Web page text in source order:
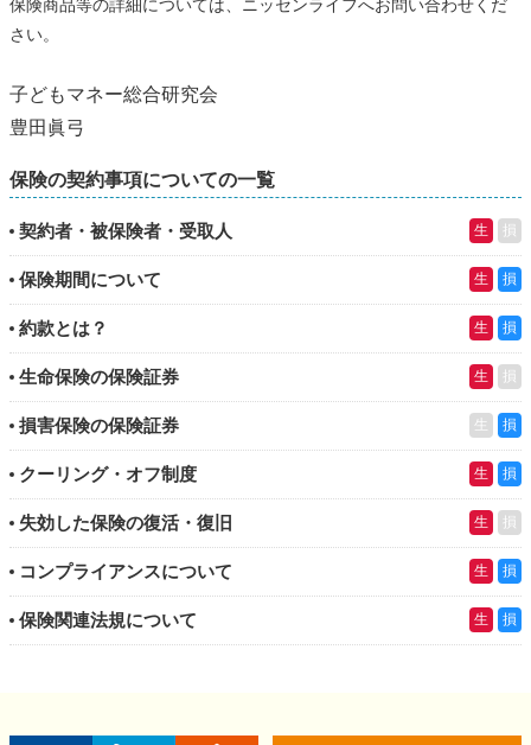
保険商品等の詳細については、ニッセンライフへお問い合わせくだ
さい。
子どもマネー総合研究会
豊田眞弓
保険の契約事項についての一覧
契約者・被保険者・受取人 生 損
保険期間について 生 損
約款とは？ 生 損
生命保険の保険証券 生 損
損害保険の保険証券 生 損
クーリング・オフ制度 生 損
失効した保険の復活・復旧 生 損
コンプライアンスについて 生 損
保険関連法規について 生 損